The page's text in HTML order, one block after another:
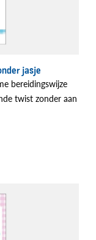
jasje
bereidingswijze
twist zonder aan